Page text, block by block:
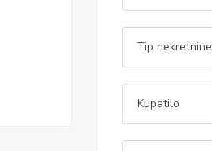
Tip nekretnine
Kupatilo